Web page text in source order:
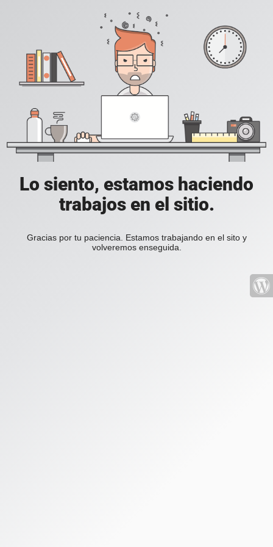
Lo siento, estamos haciendo
trabajos en el sitio.
Gracias por tu paciencia. Estamos trabajando en el sito y
volveremos enseguida.